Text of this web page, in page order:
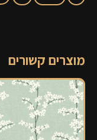
מוצרים קשורים